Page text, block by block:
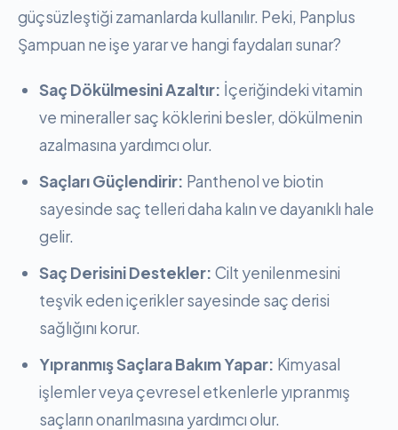
güçsüzleştiği zamanlarda kullanılır. Peki, Panplus
Şampuan ne işe yarar ve hangi faydaları sunar?
Saç Dökülmesini Azaltır: İçeriğindeki vitamin
ve mineraller saç köklerini besler, dökülmenin
azalmasına yardımcı olur.
Saçları Güçlendirir: Panthenol ve biotin
sayesinde saç telleri daha kalın ve dayanıklı hale
gelir.
Saç Derisini Destekler: Cilt yenilenmesini
teşvik eden içerikler sayesinde saç derisi
sağlığını korur.
Yıpranmış Saçlara Bakım Yapar: Kimyasal
işlemler veya çevresel etkenlerle yıpranmış
saçların onarılmasına yardımcı olur.